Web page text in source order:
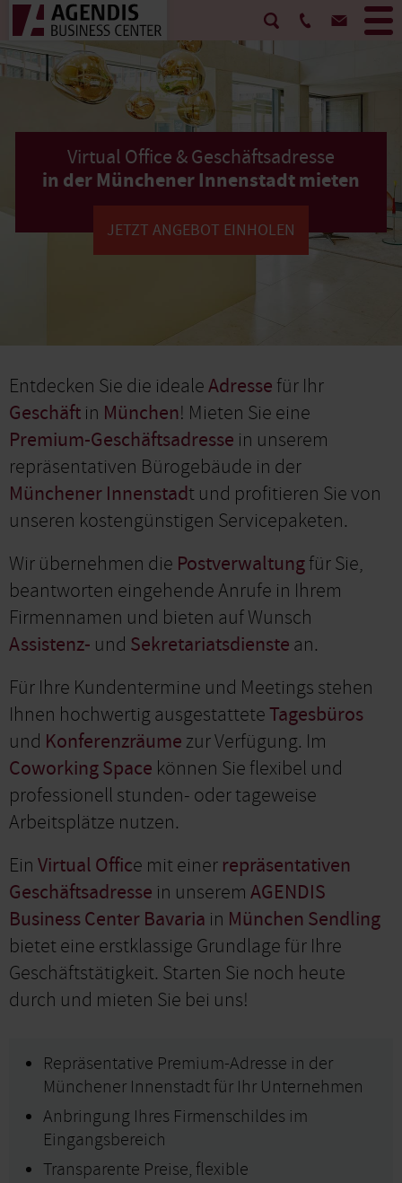
Virtual Office & Geschäftsadresse
in der Münchener Innenstadt mieten
JETZT ANGEBOT EINHOLEN
Entdecken Sie die idealeAdresse für Ihr
Geschäft in München! Mieten Sie eine
Premium-Geschäftsadresse in unserem
repräsentativen Bürogebäude in der
Münchener Innenstadt und profitieren Sie von
unseren kostengünstigen Servicepaketen.
Wir übernehmen die Postverwaltungfür Sie,
beantworten eingehende Anrufe in Ihrem
Firmennamen und bieten auf Wunsch
Assistenz- und Sekretariatsdienste an.
Für Ihre Kundentermine und Meetings stehen
Ihnen hochwertig ausgestatteteTagesbüros
und Konferenzräume zur Verfügung. Im
Coworking Space können Sie flexibel und
professionell stunden- oder tageweise
Arbeitsplätze nutzen.
Ein Virtual Office mit einer repräsentativen
Geschäftsadresse in unserem AGENDIS
Business Center Bavaria in München Sendling
bietet eine erstklassige Grundlage für Ihre
Geschäftstätigkeit. Starten Sie noch heute
durch und mieten Sie bei uns!
Repräsentative Premium-Adresse in der
Münchener Innenstadt für Ihr Unternehmen
Anbringung Ihres Firmenschildes im
Eingangsbereich
Transparente Preise, flexible